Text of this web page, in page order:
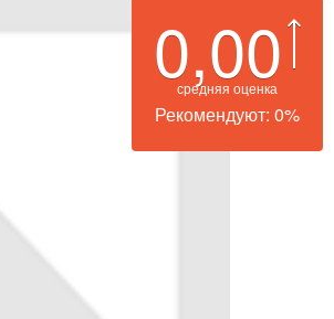
0,00
средняя оценка
Рекомендуют: 0%